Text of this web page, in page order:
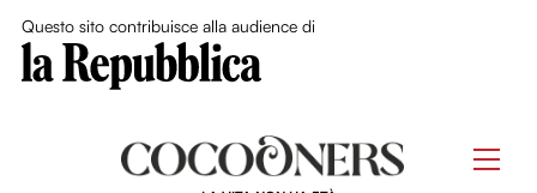
Questo sito contribuisce alla audience di